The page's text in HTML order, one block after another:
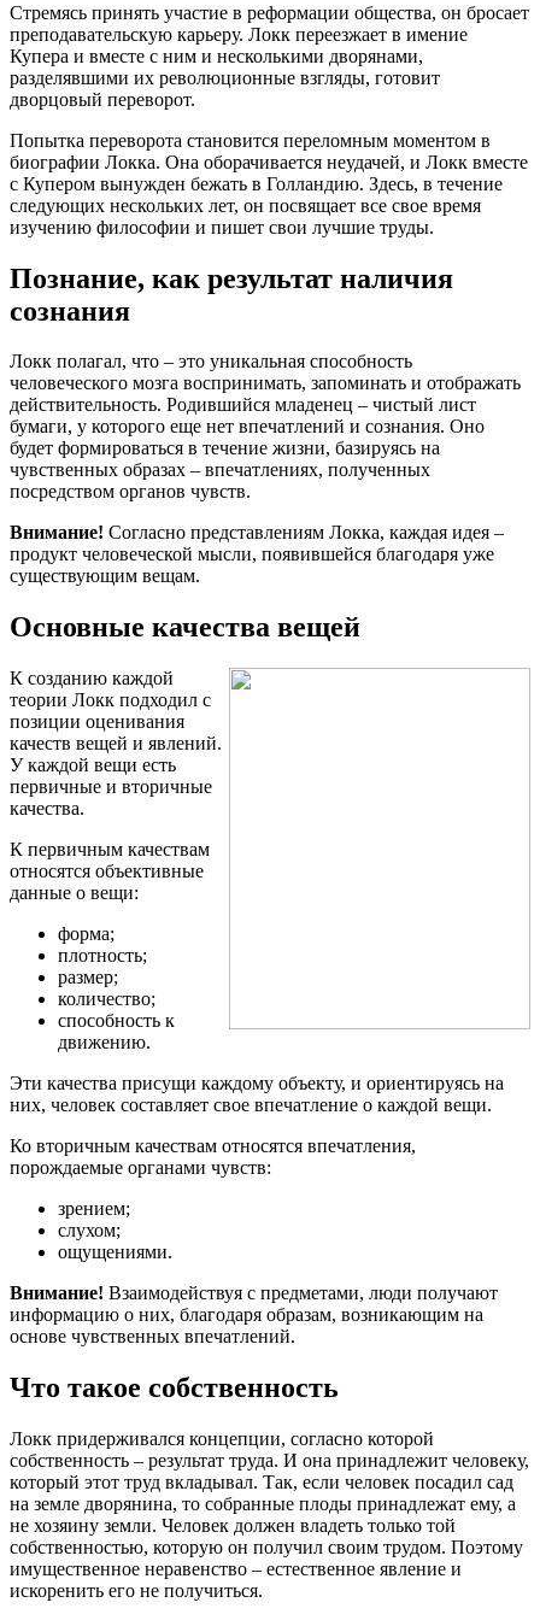
Стремясь принять участие в реформации общества, он бросает
преподавательскую карьеру. Локк переезжает в имение
Купера и вместе с ним и несколькими дворянами,
разделявшими их революционные взгляды, готовит
дворцовый переворот.
Попытка переворота становится переломным моментом в
биографии Локка. Она оборачивается неудачей, и Локк вместе
с Купером вынужден бежать в Голландию. Здесь, в течение
следующих нескольких лет, он посвящает все свое время
изучению философии и пишет свои лучшие труды.
Познание, как результат наличия
сознания
Локк полагал, что – это уникальная способность
человеческого мозга воспринимать, запоминать и отображать
действительность. Родившийся младенец – чистый лист
бумаги, у которого еще нет впечатлений и сознания. Оно
будет формироваться в течение жизни, базируясь на
чувственных образах – впечатлениях, полученных
посредством органов чувств.
Внимание! Согласно представлениям Локка, каждая идея –
продукт человеческой мысли, появившейся благодаря уже
существующим вещам.
Основные качества вещей
К созданию каждой
теории Локк подходил с
позиции оценивания
качеств вещей и явлений.
У каждой вещи есть
первичные и вторичные
качества.
К первичным качествам
относятся объективные
данные о вещи:
форма;
плотность;
размер;
количество;
способность к
движению.
Эти качества присущи каждому объекту, и ориентируясь на
них, человек составляет свое впечатление о каждой вещи.
Ко вторичным качествам относятся впечатления,
порождаемые органами чувств:
зрением;
слухом;
ощущениями.
Внимание! Взаимодействуя с предметами, люди получают
информацию о них, благодаря образам, возникающим на
основе чувственных впечатлений.
Что такое собственность
Локк придерживался концепции, согласно которой
собственность – результат труда. И она принадлежит человеку,
который этот труд вкладывал. Так, если человек посадил сад
на земле дворянина, то собранные плоды принадлежат ему, а
не хозяину земли. Человек должен владеть только той
собственностью, которую он получил своим трудом. Поэтому
имущественное неравенство – естественное явление и
искоренить его не получиться.